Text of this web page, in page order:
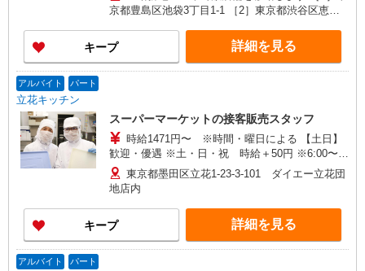
績等によります ※初年度は賞与を在籍期間に応じ
て支給するため、 入社時期によっては年収例と
同額にならない場合があります 2年目以降の賞
与は満額支給となります
京都豊島区池袋3丁目1-1 ［2］東京都渋谷区恵比
ザB2 ［3］神奈川県川崎市高津区溝口5-24-8
［4］東京都墨田区押上1丁目10-3 ［5］東京都練
馬区石神井町4-3-2 ［6］東京都世田谷区桜新町2丁
駅[芝浦口]から徒歩約6分）
キープ 詳細を見る
アルバイト パート
立花キッチン
スーパーマーケットの接客販売スタッフ
時給1471円〜 ※時間・曜日による 【土日】
歓迎・優遇 ※土・日・祝 時給＋50円 ※6:00〜
8:00 時給＋300円 ※8:00〜9:00 時給＋150円
※22:00以降 基本時給より25％UP
東京都墨田区立花1-23-3-101 ダイエー立花団
地店内
キープ 詳細を見る
アルバイト パート